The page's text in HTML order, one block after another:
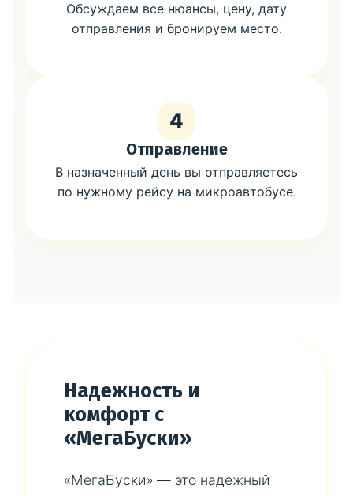
Обсуждаем все нюансы, цену, дату
отправления и бронируем место.
4
Отправление
В назначенный день вы отправляетесь
по нужному рейсу на микроавтобусе.
Надежность и
комфорт с
«МегаБуски»
«МегаБуски» — это надежный